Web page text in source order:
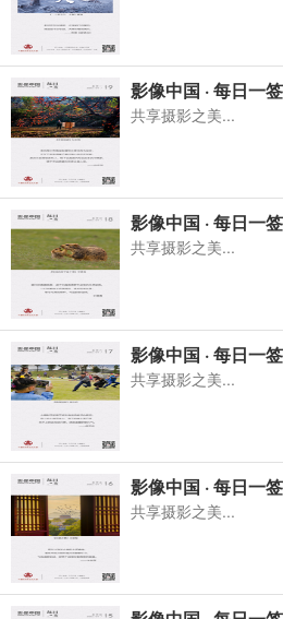
影像中国 · 每日一
共享摄影之美...
影像中国 · 每日一
共享摄影之美...
影像中国 · 每日一
共享摄影之美...
影像中国 · 每日一
共享摄影之美...